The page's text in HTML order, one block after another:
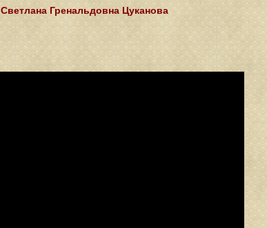
Светлана Гренальдовна Цуканова